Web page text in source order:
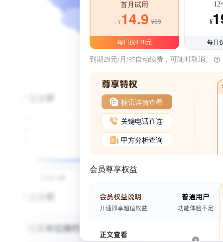
首月试用
¥14.9 ¥39
每日仅0.48元
12
¥
每日
到期29元/月/省自动续费，可随时取消。
标讯详情查看
关键电话直连
甲方分析查询
会员尊享权益